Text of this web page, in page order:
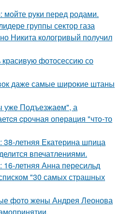
мойте руки перед родами.
группы сектор газа
Никита кологривый получил
фотосессию со
даже самые широкие штаны
уже Подъезжаeм", а
cрочная опeрaция "чтo-то
летняя Екатерина шпица
впечатлениями.
летняя Анна пересильд
"30 самых страшных
фото жены Андрея Леонова